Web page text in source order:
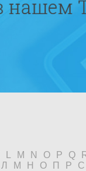
M N O P Q
Л М Н О П Р С